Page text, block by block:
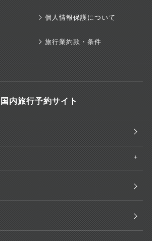
個人情報保護について
旅行業約款・条件
国内旅行予約サイト